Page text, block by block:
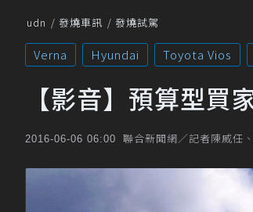
udn 發燒車訊 發燒試駕
Verna Hyundai Toyota Vios
【影音】預算型買
2016-06-06 06:00 聯合新聞網／記者陳威任